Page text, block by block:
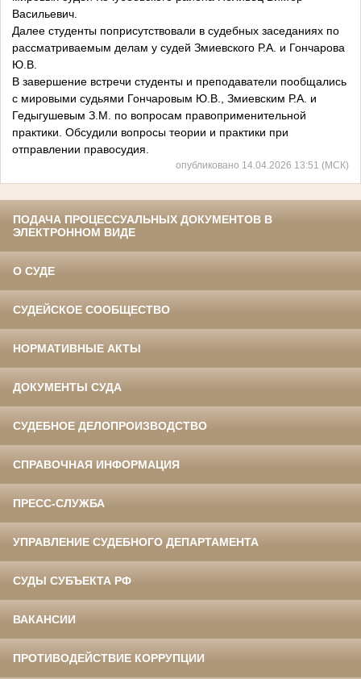
Васильевич.
Далее студенты поприсутствовали в судебных заседаниях по
рассматриваемым делам у судей Змиевского Р.А. и Гончарова
Ю.В.
В завершение встречи студенты и преподаватели пообщались
с мировыми судьями Гончаровым Ю.В., Змиевским Р.А. и
Гедыгушевым З.М. по вопросам правоприменительной
практики. Обсудили вопросы теории и практики при
отправлении правосудия.
опубликовано 14.04.2026 13:51 (МСК)
ПОДАЧА ПРОЦЕССУАЛЬНЫХ ДОКУМЕНТОВ В
ЭЛЕКТРОННОМ ВИДЕ
О СУДЕ
СУДЕЙСКОЕ СООБЩЕСТВО
НОРМАТИВНЫЕ АКТЫ
ДОКУМЕНТЫ СУДА
СУДЕБНОЕ ДЕЛОПРОИЗВОДСТВО
СПРАВОЧНАЯ ИНФОРМАЦИЯ
ПРЕСС-СЛУЖБА
УПРАВЛЕНИЕ СУДЕБНОГО ДЕПАРТАМЕНТА
СУДЫ СУБЪЕКТА РФ
ВАКАНСИИ
ПРОТИВОДЕЙСТВИЕ КОРРУПЦИИ